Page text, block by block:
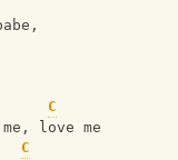
C
hold
C